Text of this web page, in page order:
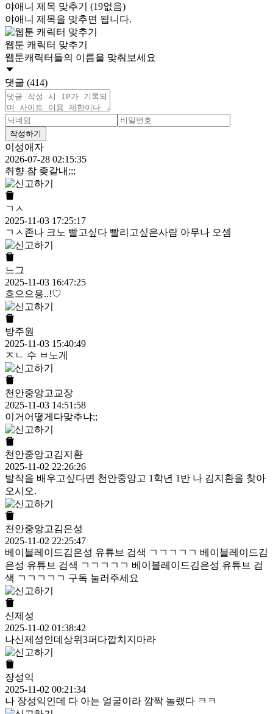
야애니 제목 맞추기 (19없음)
야애니 제목을 맞추면 됩니다.
웹툰 캐릭터 맞추기
웹툰캐릭터들의 이름을 맞춰보세요
댓글 (414)
작성하기
이성애자
2026-07-28 02:15:35
취향 참 좆같내;;;
ㄱㅅ
2025-11-03 17:25:17
ㄱㅅ존나 크노 빨고싶다 빨리고싶은사람 아무나 오셈
느그
2025-11-03 16:47:25
흐으으응..!♡
방주원
2025-11-03 15:40:49
ㅈㄴ 수 ㅂ노게
천안중앙고교장
2025-11-03 14:51:58
이거어떻게다맞추냐;;
천안중앙고김지환
2025-11-02 22:26:26
발작을 배우고싶다면 천안중앙고 1학년 1반 나 김지환을 찾아
오시오.
천안중앙고김은성
2025-11-02 22:25:47
베이블레이드김은성 유튜브 검색 ㄱㄱㄱㄱㄱ 베이블레이드김
은성 유튜브 검색 ㄱㄱㄱㄱㄱ 베이블레이드김은성 유튜브 검
색 ㄱㄱㄱㄱㄱ 구독 눌러주세요
신제성
2025-11-02 01:38:42
나신제성인데상위3퍼다깝치지마라
장성익
2025-11-02 00:21:34
나 장성익인데 다 아는 얼굴이라 깜짝 놀랬다 ㅋㅋ